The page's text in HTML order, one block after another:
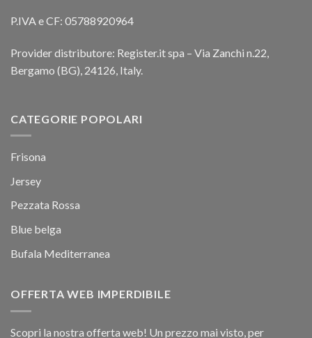
P.IVA e CF: 05788920964
Provider distributore: Register.it spa – Via Zanchi n.22,
Bergamo (BG), 24126, Italy.
CATEGORIE POPOLARI
Frisona
Jersey
Pezzata Rossa
Blue belga
Bufala Mediterranea
OFFERTA WEB IMPERDIBILE
Scopri la nostra offerta web! Un prezzo mai visto, per